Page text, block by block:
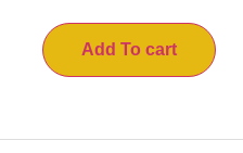
Add To cart